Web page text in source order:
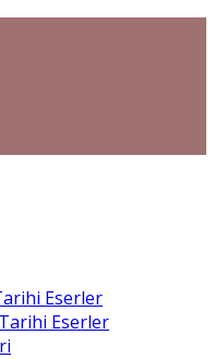
Eserler
Eserler